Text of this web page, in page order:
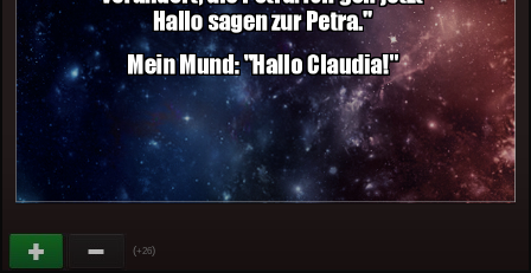
(+26)